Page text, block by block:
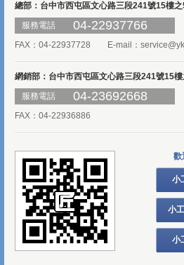
總部：台中市西屯區文心路三段241號15樓之
服務電話
04-22937766
FAX：04-22937728 E-mail：
網銷部：台中市西屯區文心路三段241號15樓
服務電話
04-23692668
FAX：04-22936886
歡
小
小
小